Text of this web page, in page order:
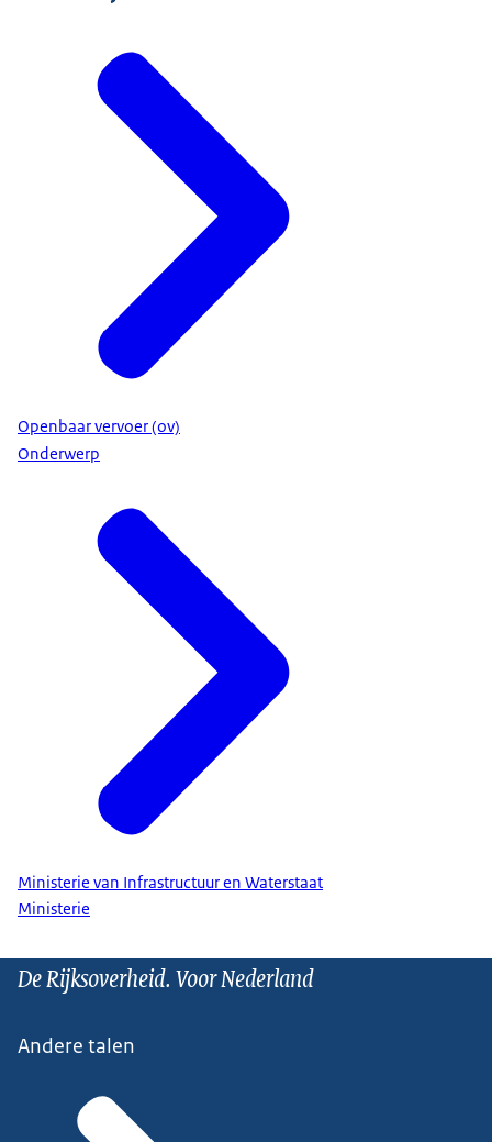
Openbaar vervoer (ov)
Onderwerp
Ministerie van Infrastructuur en Waterstaat
Ministerie
De Rijksoverheid. Voor Nederland
Andere talen